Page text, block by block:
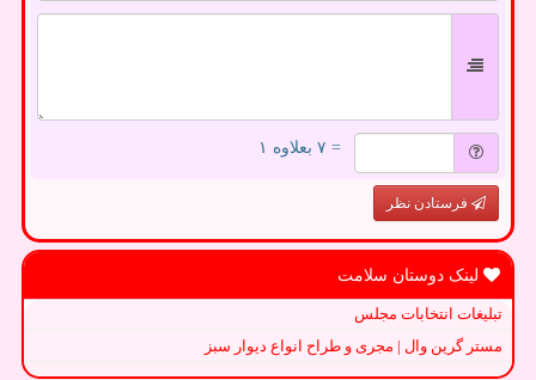
= ۷ بعلاوه ۱
فرستادن نظر
لینک دوستان سلامت
تبلیغات انتخابات مجلس
مستر گرین وال | مجری و طراح انواع دیوار سبز